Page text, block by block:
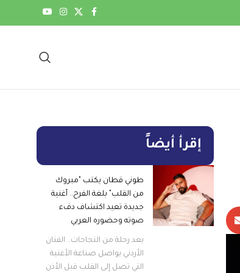
إقرأ أيضاً
طوني قطان يكتب "مبروك
من القلب" بلغة الفرح.. أغنية
جديدة تعيد اكتشاف دفء
صوته وحضوره العربي
بعد رحلة من النجاحات.. الفنان
الأردني يواصل صناعة الأغنية
التي تصل إلى القلب قبل الأذن